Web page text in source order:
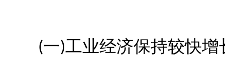
(一)工业经济保持较快增